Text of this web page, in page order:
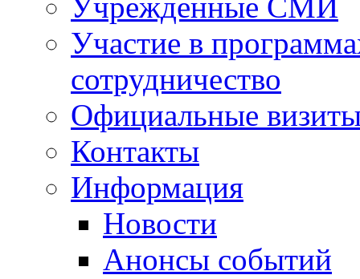
Участие в
сотрудничество
Официальные
Контакты
Информация
Новости
Анонсы событий